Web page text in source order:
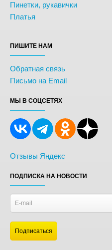
Пинетки, рукавички
Платья
ПИШИТЕ НАМ
Обратная связь
Письмо на Email
МЫ В СОЦСЕТЯХ
Отзывы Яндекс
ПОДПИСКА НА НОВОСТИ